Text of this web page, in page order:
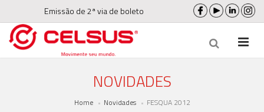
Emissão de 2ª via de boleto
NOVIDADES
Home Novidades FESQUA 2012